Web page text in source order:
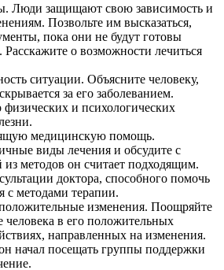
Люди защищают свою зависимость и
Позвольте им высказаться,
пока они не будут готовы
о возможности лечиться
ситуации. Объясните человеку,
за его заболеванием.
физических и психологических
медицинскую помощь.
виды лечения и обсудите с
из методов он считает подходящим.
доктора, способного помочь
с методами терапии.
изменения. Поощряйте
человека в его положительных
направленных на изменения.
начал посещать группы поддержки